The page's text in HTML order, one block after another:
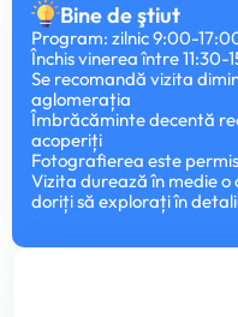
Bine de ştiut
Program: zilnic 9:00-
Închis vinerea între
Se recomandă vizita
aglomerația
Îmbrăcăminte decentă
acoperiți
Fotografierea este
Vizita durează în medie
doriți să explorați în